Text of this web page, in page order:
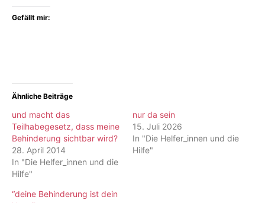
Gefällt mir:
Ähnliche Beiträge
und macht das
Teilhabegesetz, dass meine
Behinderung sichtbar wird?
28. April 2014
In "Die Helfer_innen und die
Hilfe"
nur da sein
15. Juli 2026
In "Die Helfer_innen und die
Hilfe"
“deine Behinderung ist dein